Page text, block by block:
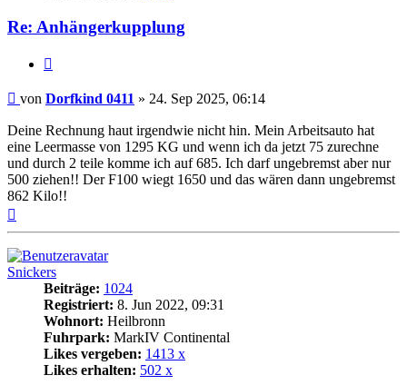
Re: Anhängerkupplung
Beitrag
von Dorfkind 0411 » 24. Sep 2025, 06:14
Deine Rechnung haut irgendwie nicht hin. Mein Arbeitsauto hat
eine Leermasse von 1295 KG und wenn ich da jetzt 75 zurechne
und durch 2 teile komme ich auf 685. Ich darf ungebremst aber nur
500 ziehen!! Der F100 wiegt 1650 und das wären dann ungebremst
862 Kilo!!
Snickers
Beiträge: 1024
Registriert: 8. Jun 2022, 09:31
Wohnort: Heilbronn
Fuhrpark: MarkIV Continental
Likes vergeben: 1413 x
Likes erhalten: 502 x